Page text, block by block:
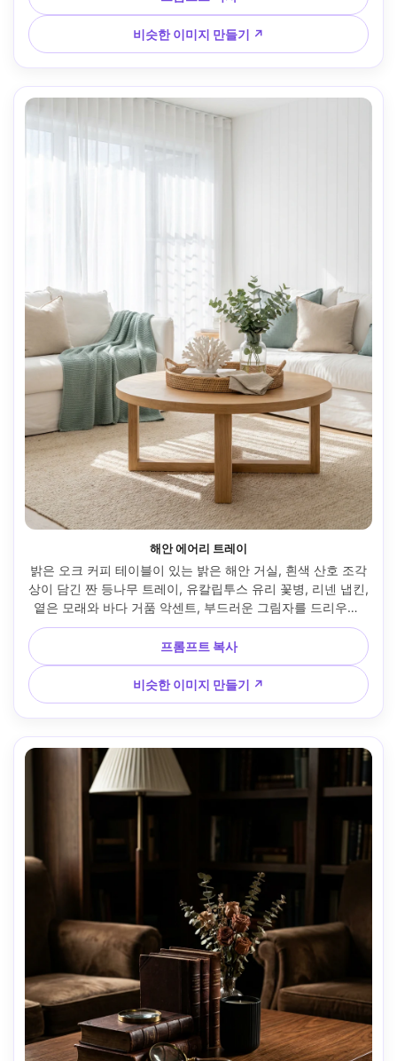
인 돌 핏줄 및 금속 반사 --ar 4:5
비슷한 이미지 만들기 ↗
해안 에어리 트레이
밝은 오크 커피 테이블이 있는 밝은 해안 거실, 흰색 산호 조각
상이 담긴 짠 등나무 트레이, 유칼립투스 유리 꽃병, 리넨 냅킨,
옅은 모래와 바다 거품 악센트, 부드러운 그림자를 드리우는
햇빛이 비치는 투명한 커튼, Nikon Z8, 35mm, f/3.2로 촬영,
자연광 인테리어 사진, 선명한 흰색, 사실적인 디테일, 통풍이
잘되는 구성 --ar 4:5
프롬프트 복사
비슷한 이미지 만들기 ↗